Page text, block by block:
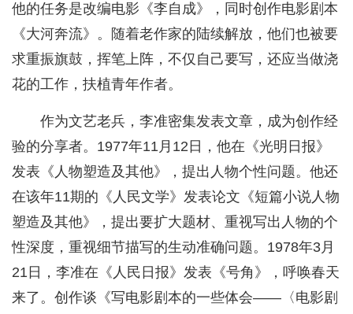
他的任务是改编电影《李自成》，同时创作电影剧本
《大河奔流》。随着老作家的陆续解放，他们也被要
求重振旗鼓，挥笔上阵，不仅自己要写，还应当做浇
花的工作，扶植青年作者。
作为文艺老兵，李准密集发表文章，成为创作经
验的分享者。1977年11月12日，他在《光明日报》
发表《人物塑造及其他》，提出人物个性问题。他还
在该年11期的《人民文学》发表论文《短篇小说人物
塑造及其他》，提出要扩大题材、重视写出人物的个
性深度，重视细节描写的生动准确问题。1978年3月
21日，李准在《人民日报》发表《号角》，呼唤春天
来了。创作谈《写电影剧本的一些体会——〈电影剧